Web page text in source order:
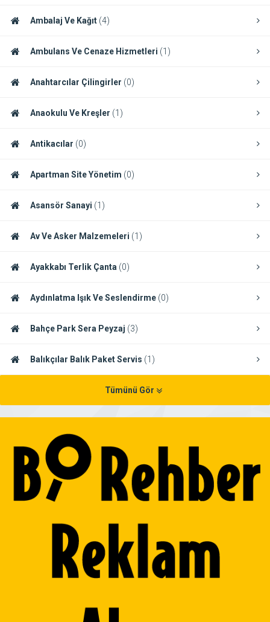
Ambalaj Ve Kağıt (4)
Ambulans Ve Cenaze Hizmetleri (1)
Anahtarcılar Çilingirler (0)
Anaokulu Ve Kreşler (1)
Antikacılar (0)
Apartman Site Yönetim (0)
Asansör Sanayi (1)
Av Ve Asker Malzemeleri (1)
Ayakkabı Terlik Çanta (0)
Aydınlatma Işık Ve Seslendirme (0)
Bahçe Park Sera Peyzaj (3)
Balıkçılar Balık Paket Servis (1)
Tümünü Gör